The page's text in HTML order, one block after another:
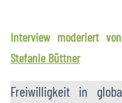
Interview moderiert von
Stefanie Büttner
Freiwilligkeit in